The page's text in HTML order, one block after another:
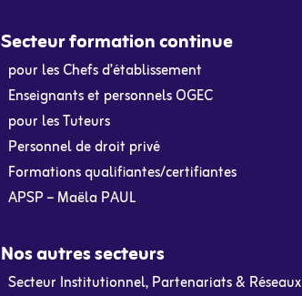
Secteur formation continue
pour les Chefs d’établissement
Enseignants et personnels OGEC
pour les Tuteurs
Personnel de droit privé
Formations qualifiantes/certifiantes
APSP – Maëla PAUL
Nos autres secteurs
Secteur Institutionnel, Partenariats & Réseaux